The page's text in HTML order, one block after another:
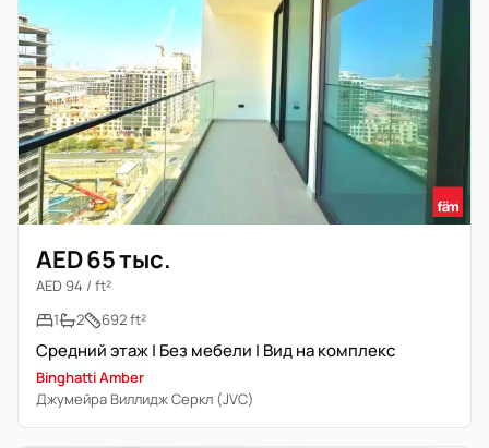
AED 65 тыс.
AED 94 / ft²
1
2 692 ft²
Средний этаж | Без мебели | Вид на комплекс
Binghatti Amber
Джумейра Виллидж Серкл (JVC)